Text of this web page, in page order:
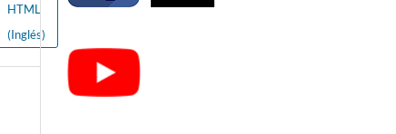
HTML
(Inglés)